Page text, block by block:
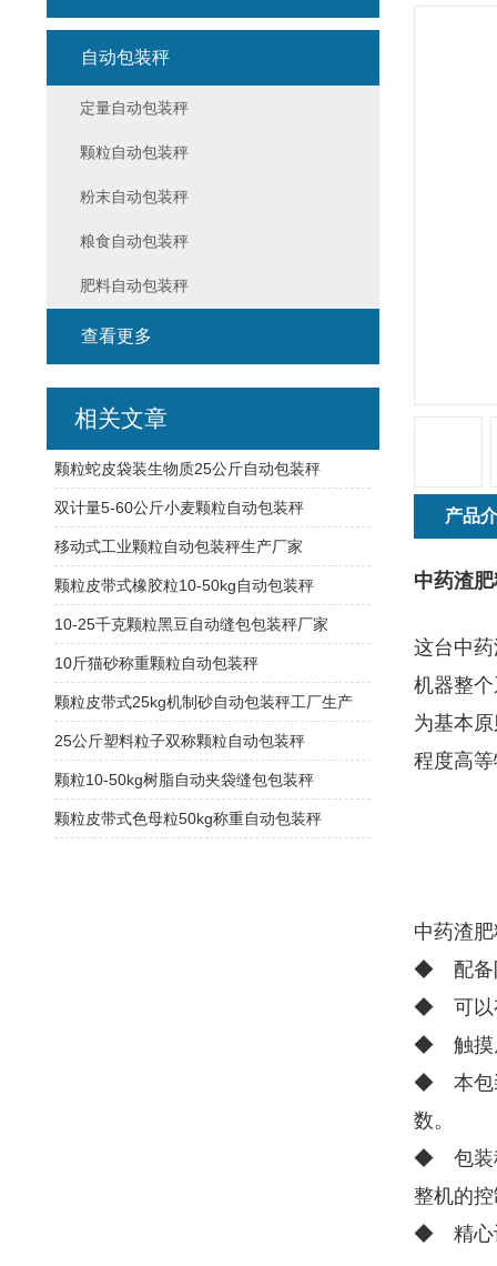
产品
中药渣
这台中
机器整
为基本
程度高
中药渣
◆ 配备
◆ 可以
◆ 触摸
◆ 本包
数。
◆ 包装
整机的
◆ 精心
自动包装秤
定量自动包装秤
颗粒自动包装秤
粉末自动包装秤
粮食自动包装秤
肥料自动包装秤
查看更多
相关文章
颗粒蛇皮袋装生物质25公斤自动包装秤
双计量5-60公斤小麦颗粒自动包装秤
移动式工业颗粒自动包装秤生产厂家
颗粒皮带式橡胶粒10-50kg自动包装秤
10-25千克颗粒黑豆自动缝包包装秤厂家
10斤猫砂称重颗粒自动包装秤
颗粒皮带式25kg机制砂自动包装秤工厂生产
25公斤塑料粒子双称颗粒自动包装秤
颗粒10-50kg树脂自动夹袋缝包包装秤
颗粒皮带式色母粒50kg称重自动包装秤